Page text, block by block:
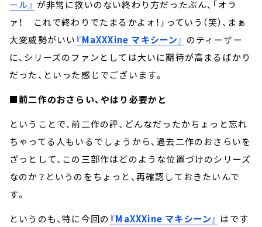
ール』 が非常に救いのない終わり方だったぶん、「オラ
ァ！ これで終わりでたまるかよォ！」っていう（笑）、まぁ
大変威勢がいい 『MaXXXine マキシーン』 のティーザー
に、シリーズのファンとしては大いに期待が高まるばかり
だった、といった感じでございます。
■前二作のおさらい、やはり必要かと
ということで、前二作の評、どんなだったかちょっと忘れ
ちゃってる人もいるでしょうから、過去二作のおさらいを
ざっとして、この三部作はどのような位置づけのシリーズ
なのか？というのをちょっと、再確認しておきたいんで
す。
というのも、特に今回の 『MaXXXine マキシーン』 はです